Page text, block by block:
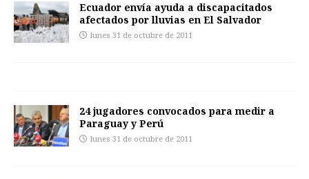
Ecuador envía ayuda a discapacitados
afectados por lluvias en El Salvador
lunes 31 de octubre de 2011
24 jugadores convocados para medir a
Paraguay y Perú
lunes 31 de octubre de 2011